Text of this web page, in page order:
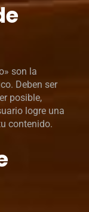
son la
Deben ser
posible,
logre una
contenido.